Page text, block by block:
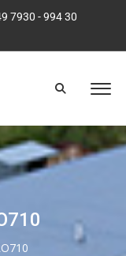
7930 - 994 30